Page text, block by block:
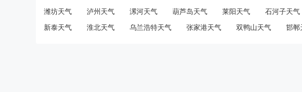
潍坊天气 泸州天气 漯河天气 葫芦岛天气 莱阳天气 石河子天气
新泰天气 淮北天气 乌兰浩特天气 张家港天气 双鸭山天气 邯郸